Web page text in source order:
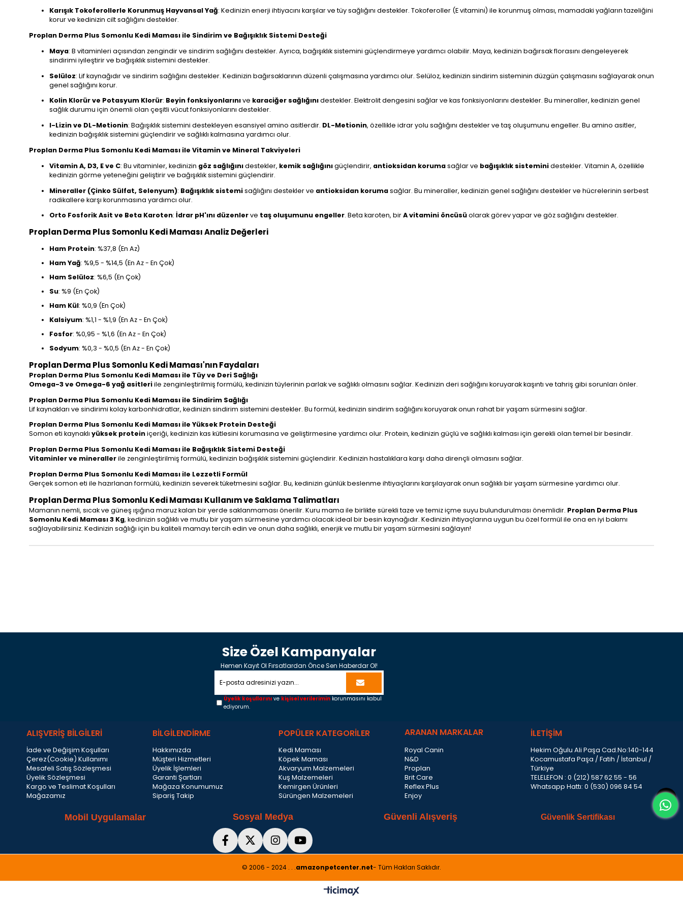
Karışık Tokoferollerle Korunmuş Hayvansal Yağ: Kedinizin enerji ihtiyacını karşılar ve tüy sağlığını destekler. Tokoferoller (E vitamini) ile korunmuş olması, mamadaki yağların tazeliğini
korur ve kedinizin cilt sağlığını destekler.
Proplan Derma Plus Somonlu Kedi Maması ile Sindirim ve Bağışıklık Sistemi Desteği
Maya: B vitaminleri açısından zengindir ve sindirim sağlığını destekler. Ayrıca, bağışıklık sistemini güçlendirmeye yardımcı olabilir. Maya, kedinizin bağırsak florasını dengeleyerek
sindirimi iyileştirir ve bağışıklık sistemini destekler.
Selüloz: Lif kaynağıdır ve sindirim sağlığını destekler. Kedinizin bağırsaklarının düzenli çalışmasına yardımcı olur. Selüloz, kedinizin sindirim sisteminin düzgün çalışmasını sağlayarak onun
genel sağlığını korur.
Kolin Klorür ve Potasyum Klorür: Beyin fonksiyonlarınıve karaciğer sağlığınıdestekler. Elektrolit dengesini sağlar ve kas fonksiyonlarını destekler. Bu mineraller, kedinizin genel
sağlık durumu için önemli olan çeşitli vücut fonksiyonlarını destekler.
l-Lizin ve DL-Metionin: Bağışıklık sistemini destekleyen esansiyel amino asitlerdir. DL-Metionin, özellikle idrar yolu sağlığını destekler ve taş oluşumunu engeller. Bu amino asitler,
kedinizin bağışıklık sistemini güçlendirir ve sağlıklı kalmasına yardımcı olur.
Proplan Derma Plus Somonlu Kedi Maması ile Vitamin ve Mineral Takviyeleri
Vitamin A, D3, E ve C: Bu vitaminler, kedinizin göz sağlığınıdestekler, kemik sağlığınıgüçlendirir, antioksidan korumasağlar ve bağışıklık sisteminidestekler. Vitamin A, özellikle
kedinizin görme yeteneğini geliştirir ve bağışıklık sistemini güçlendirir.
Mineraller (Çinko Sülfat, Selenyum): Bağışıklık sistemisağlığını destekler ve antioksidan korumasağlar. Bu mineraller, kedinizin genel sağlığını destekler ve hücrelerinin serbest
radikallere karşı korunmasına yardımcı olur.
Orto Fosforik Asit ve Beta Karoten: İdrar pH'ını düzenlerve taş oluşumunu engeller. Beta karoten, birA vitamini öncüsüolarak görev yapar ve göz sağlığını destekler.
Proplan Derma Plus Somonlu Kedi Maması Analiz Değerleri
Ham Protein: %37,8 (En Az)
Ham Yağ: %9,5 - %14,5 (En Az - En Çok)
Ham Selüloz: %6,5 (En Çok)
Su: %9 (En Çok)
Ham Kül: %0,9 (En Çok)
Kalsiyum: %1,1 - %1,9 (En Az - En Çok)
Fosfor: %0,95 - %1,6 (En Az - En Çok)
Sodyum: %0,3 - %0,5 (En Az - En Çok)
Proplan Derma Plus Somonlu Kedi Maması'nın Faydaları
Proplan Derma Plus Somonlu Kedi Maması ile Tüy ve Deri Sağlığı
Omega-3 ve Omega-6 yağ asitleriile zenginleştirilmiş formülü, kedinizin tüylerinin parlak ve sağlıklı olmasını sağlar. Kedinizin deri sağlığını koruyarak kaşıntı ve tahriş gibi sorunları önler.
Proplan Derma Plus Somonlu Kedi Maması ile Sindirim Sağlığı
Lif kaynakları ve sindirimi kolay karbonhidratlar, kedinizin sindirim sistemini destekler. Bu formül, kedinizin sindirim sağlığını koruyarak onun rahat bir yaşam sürmesini sağlar.
Proplan Derma Plus Somonlu Kedi Maması ile Yüksek Protein Desteği
Somon eti kaynaklı yüksek proteiniçeriği, kedinizin kas kütlesini korumasına ve geliştirmesine yardımcı olur. Protein, kedinizin güçlü ve sağlıklı kalması için gerekli olan temel bir besindir.
Proplan Derma Plus Somonlu Kedi Maması ile Bağışıklık Sistemi Desteği
Vitaminler ve minerallerile zenginleştirilmiş formülü, kedinizin bağışıklık sistemini güçlendirir. Kedinizin hastalıklara karşı daha dirençli olmasını sağlar.
Proplan Derma Plus Somonlu Kedi Maması ile Lezzetli Formül
Gerçek somon eti ile hazırlanan formülü, kedinizin severek tüketmesini sağlar. Bu, kedinizin günlük beslenme ihtiyaçlarını karşılayarak onun sağlıklı bir yaşam sürmesine yardımcı olur.
Proplan Derma Plus Somonlu Kedi Maması Kullanım ve Saklama Talimatları
Mamanın nemli, sıcak ve güneş ışığına maruz kalan bir yerde saklanmaması önerilir. Kuru mama ile birlikte sürekli taze ve temiz içme suyu bulundurulması önemlidir. Proplan Derma Plus
Somonlu Kedi Maması 3 Kg, kedinizin sağlıklı ve mutlu bir yaşam sürmesine yardımcı olacak ideal bir besin kaynağıdır. Kedinizin ihtiyaçlarına uygun bu özel formül ile ona en iyi bakımı
sağlayabilirsiniz. Kedinizin sağlığı için bu kaliteli mamayı tercih edin ve onun daha sağlıklı, enerjik ve mutlu bir yaşam sürmesini sağlayın!
Size Özel Kampanyalar
Hemen Kayıt Ol Fırsatlardan Önce Sen Haberdar Ol!
Üyelik koşullarını ve kişisel verilerimin korunmasını kabul
ediyorum.
ALIŞVERİŞ BİLGİLERİ
İade ve Değişim Koşulları
Çerez(Cookie) Kullanımı
Mesafeli Satış Sözleşmesi
Üyelik Sözleşmesi
Kargo ve Teslimat Koşulları
Mağazamız
BİLGİLENDİRME
Hakkımızda
Müşteri Hizmetleri
Üyelik İşlemleri
Garanti Şartları
Mağaza Konumumuz
Sipariş Takip
POPÜLER KATEGORİLER
Kedi Maması
Köpek Maması
Akvaryum Malzemeleri
Kuş Malzemeleri
Kemirgen Ürünleri
Sürüngen Malzemeleri
ARANAN MARKALAR
Royal Canin
N&D
Proplan
Brit Care
Reflex Plus
Enjoy
İLETİŞİM
Hekim Oğulu Ali Paşa Cad.No:140-144
Kocamustafa Paşa / Fatih / İstanbul /
Türkiye
TELELEFON : 0 (212) 587 62 55 - 56
Whatsapp Hattı: 0 (530) 096 84 54
Mobil Uygulamalar Sosyal Medya Güvenli Alışveriş Güvenlik Sertifikası
© 2006 - 2024 . . .amazonpetcenter.net- Tüm Hakları Saklıdır.